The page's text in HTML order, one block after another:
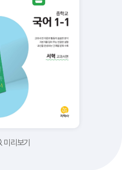
미리보기